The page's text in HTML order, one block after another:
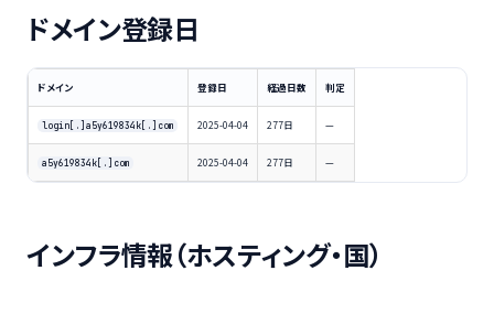
ドメイン登録日
ドメイン 登録日 経過日数 判定
login[.]a5y619834k[.]com 2025-04-04 277日 —
a5y619834k[.]com 2025-04-04 277日 —
インフラ情報（ホスティング・国）